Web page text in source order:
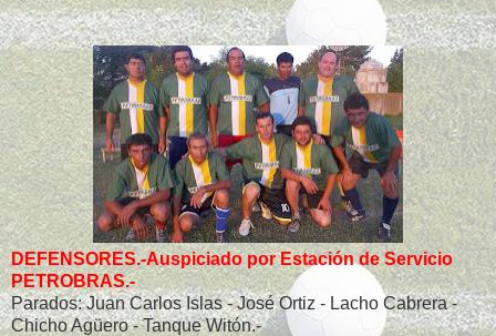
DEFENSORES.-Auspiciado por Estación de Servicio
PETROBRAS.-
Parados: Juan Carlos Islas - José Ortiz - Lacho Cabrera -
Chicho Agüero - Tanque Witón.-